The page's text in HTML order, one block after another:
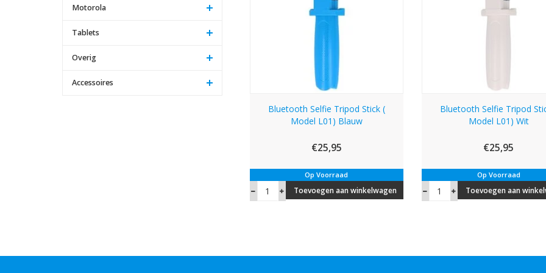
Motorola
Tablets
Overig
Accessoires
Bluetooth Selfie Tripod Stick (
Model L01) Blauw
€25,95
Op Voorraad
Toevoegen aan winkelwagen
Bluetooth Selfie Tripod
Model L01) Wit
€25,95
Op Voorraad
Toevoegen aan